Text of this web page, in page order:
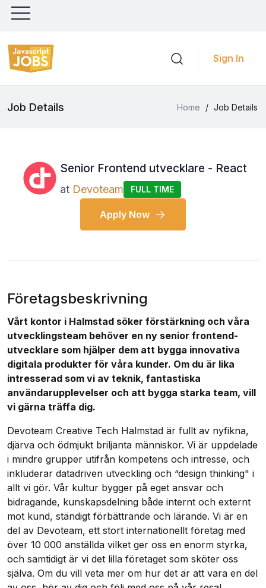
Sign In
Job Details Home / Job Details
Senior Frontend utvecklare - React
at Devoteam FULL TIME
Apply Now
Företagsbeskrivning
Vårt kontor i Halmstad söker förstärkning och våra
utvecklingsteam behöver en ny senior frontend-
utvecklare som hjälper dem att bygga innovativa
digitala produkter för våra kunder. Om du är lika
intresserad som vi av teknik, fantastiska
användarupplevelser och att bygga starka team, vill
vi gärna träffa dig.
Devoteam Creative Tech Halmstad är fullt av nyfikna,
djärva och ödmjukt briljanta människor. Vi är uppdelade
i mindre grupper utifrån kompetens och intresse, och
inkluderar datadriven utveckling och “design thinking" i
allt vi gör. Vår kultur bygger på eget ansvar och
bidragande, kunskapsdelning både internt och externt
mot kund, ständigt förbättrande och lärande. Vi är en
del av Devoteam, ett stort internationellt företag med
över 10 000 anställda vilket ger oss en enorm styrka,
och samtidigt är vi det lilla företaget som sköter oss
själva. Om du vill veta mer om hur det är att vara en del